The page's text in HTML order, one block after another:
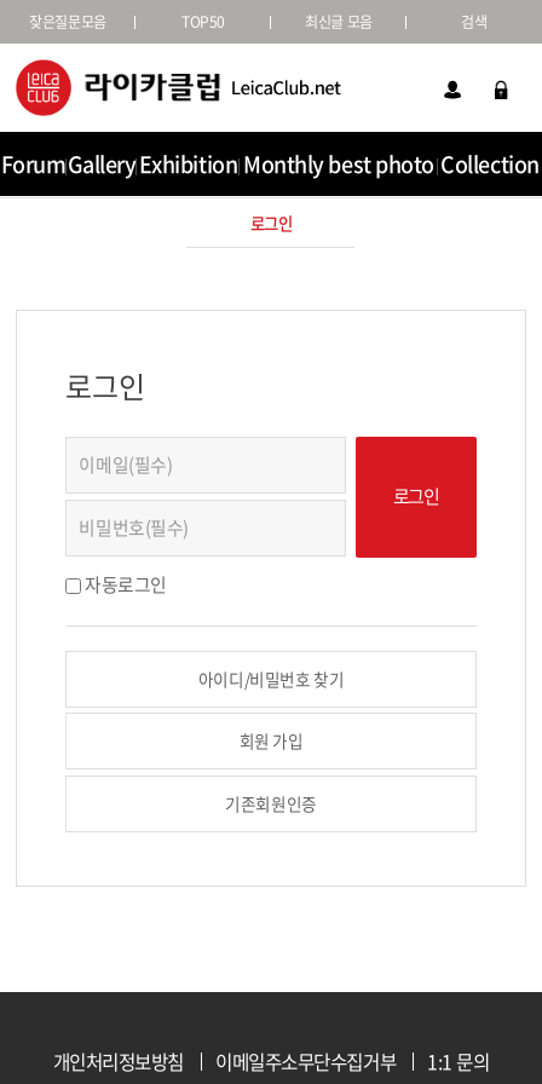
잦은질문모음 TOP50 최신글 모음 검색
ForumGalleryExhibition Monthly best photo Collection
로그인
로그인
자동로그인
아이디/비밀번호 찾기
회원 가입
기존회원인증
개인처리정보방침 이메일주소무단수집거부 1:1 문의